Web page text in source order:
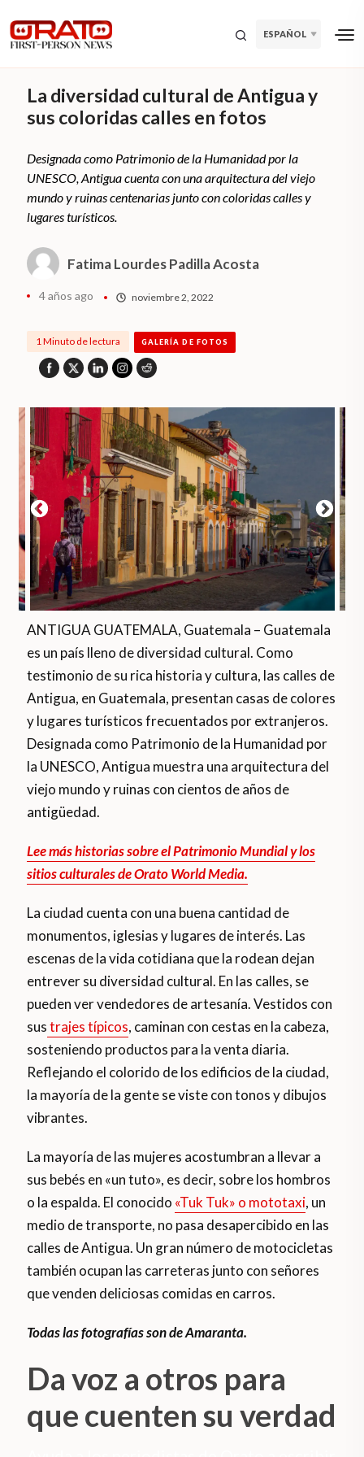
ESPAÑOL
La diversidad cultural de Antigua y
sus coloridas calles en fotos
Designada como Patrimonio de la Humanidad por la
UNESCO, Antigua cuenta con una arquitectura del viejo
mundo y ruinas centenarias junto con coloridas calles y
lugares turísticos.
Fatima Lourdes Padilla Acosta
4 años ago noviembre 2, 2022
1 Minuto de lectura GALERÍA DE FOTOS
ANTIGUA GUATEMALA, Guatemala – Guatemala
es un país lleno de diversidad cultural. Como
testimonio de su rica historia y cultura, las calles de
Antigua, en Guatemala, presentan casas de colores
y lugares turísticos frecuentados por extranjeros.
Designada como Patrimonio de la Humanidad por
la UNESCO, Antigua muestra una arquitectura del
viejo mundo y ruinas con cientos de años de
antigüedad.
Lee más historias sobre el Patrimonio Mundial y los
sitios culturales de Orato World Media.
La ciudad cuenta con una buena cantidad de
monumentos, iglesias y lugares de interés. Las
escenas de la vida cotidiana que la rodean dejan
entrever su diversidad cultural. En las calles, se
pueden ver vendedores de artesanía. Vestidos con
sustrajes típicos, caminan con cestas en la cabeza,
sosteniendo productos para la venta diaria.
Reflejando el colorido de los edificios de la ciudad,
la mayoría de la gente se viste con tonos y dibujos
vibrantes.
La mayoría de las mujeres acostumbran a llevar a
sus bebés en «un tuto», es decir, sobre los hombros
o la espalda. El conocido «Tuk Tuk» o mototaxi, un
medio de transporte, no pasa desapercibido en las
calles de Antigua. Un gran número de motocicletas
también ocupan las carreteras junto con señores
que venden deliciosas comidas en carros.
Todas las fotografías son de Amaranta.
Da voz a otros para
que cuenten su verdad